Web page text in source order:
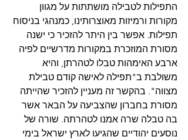
התפילות לטבילה מושתתות על מגוון
מקורות ורמיזות מאוצרותינו, כמנהגי בניסוח
תפילות. אפשר בין היתר להזכיר כי ישנה
מסורת המוזכרת במקורות מדרשיים לפיה
ארבע האימהות טבלו לטהרתן, והיא
משולבת ב"תפילה לאישה קודם טבילת
מצווה". בהקשר זה מעניין להזכיר שהייתה
מסורת בחברון שהצביעה על הבאר אשר
בה טבלה שרה אמנו לטהרתה. שורה של
נוסעים יהודיים שהגיעו לארץ ישראל בימי